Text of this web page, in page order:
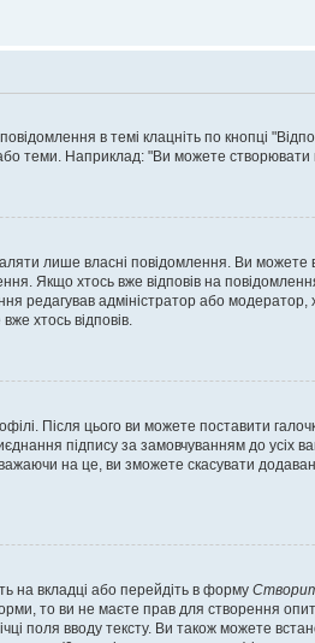
в темі клацніть по кнопці
теми. Наприклад: "Ви можете
лише власні повідомлення. Ви можете
Якщо хтось вже відповів на
редагував адміністратор або
хтось відповів.
Після цього ви можете поставити
підпису за замовчуванням до усіх
на це, ви зможете скасувати
на вкладці або перейдіть в форму
то ви не маєте прав для створення
вводу тексту. Ви також можете